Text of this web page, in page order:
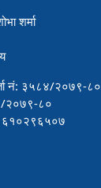
शर्मा
नं: ३५८४/२०७९-८०
२०७९-८०
: ६१०२९६५०७